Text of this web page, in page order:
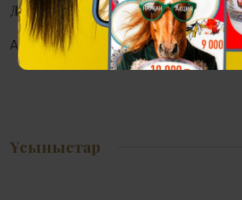
Дүкендерде қолжетімділік
Алматы: Астана: Атырау:
Ұсыныстар